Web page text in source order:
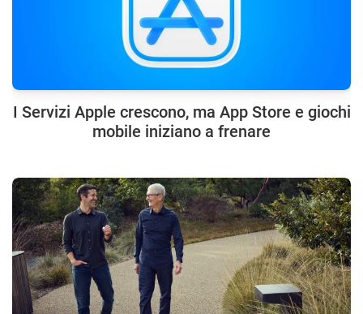
I Servizi Apple crescono, ma App Store e giochi
mobile iniziano a frenare